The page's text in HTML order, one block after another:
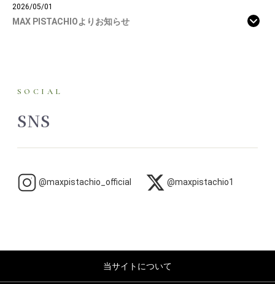
2026/05/01
MAX PISTACHIOよりお知らせ
SOCIAL
SNS
@maxpistachio_official @maxpistachio1
当サイトについて